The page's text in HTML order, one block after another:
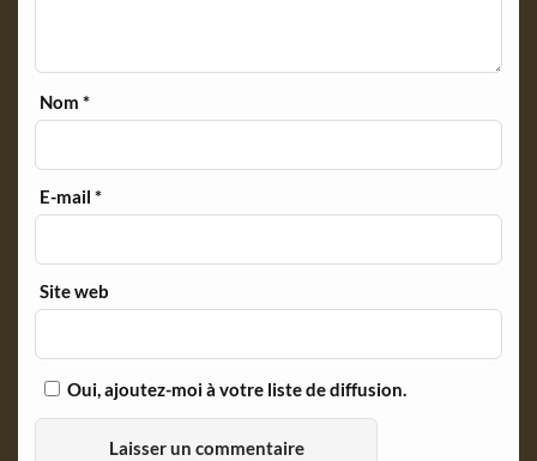
Nom*
E-mail*
Site web
Oui, ajoutez-moi à votre liste de diffusion.